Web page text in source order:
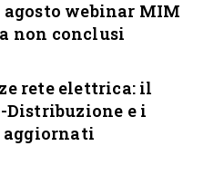
webinar MIM
non conclusi
rete elettrica: il
Distribuzione e i